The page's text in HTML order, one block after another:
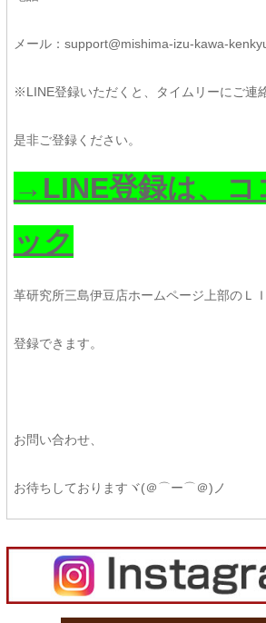
メール：support@mishima-izu-kawa-
※LINE登録いただくと、タイムリーにご連
是非ご登録ください。
→LINE登録は、コ
ック
革研究所三島伊豆店ホームページ上部のＬ
登録できます。
お問い合わせ、
お待ちしておりますヾ(＠⌒ー⌒＠)ノ